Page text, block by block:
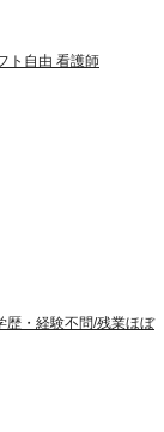
ト自由 看護師
歴・経験不問/残業ほぼ